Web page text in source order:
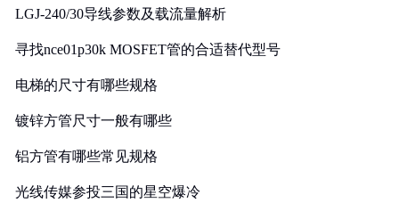
LGJ-240/30导线参数及载流量解析
寻找nce01p30k MOSFET管的合适替代型号
电梯的尺寸有哪些规格
镀锌方管尺寸一般有哪些
铝方管有哪些常见规格
光线传媒参投三国的星空爆冷